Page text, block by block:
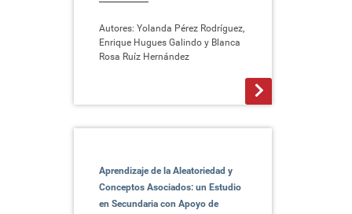
Autores: Yolanda Pérez Rodríguez,
Enrique Hugues Galindo y Blanca
Rosa Ruíz Hernández
Aprendizaje de la Aleatoriedad y
Conceptos Asociados: un Estudio
en Secundaria con Apoyo de